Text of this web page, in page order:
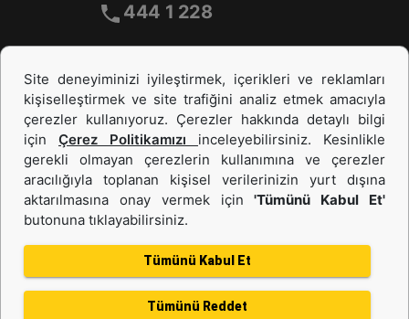
444 1 228
İş Makinası ve Güç Sistemleri
İkinci el ve Kiralama
Site deneyiminizi iyileştirmek, içerikleri ve reklamları
kişiselleştirmek ve site trafiğini analiz etmek amacıyla
çerezler kullanıyoruz. Çerezler hakkında detaylı bilgi
için Çerez Politikamızı inceleyebilirsiniz. Kesinlikle
gerekli olmayan çerezlerin kullanımına ve çerezler
aracılığıyla toplanan kişisel verilerinizin yurt dışına
aktarılmasına onay vermek için'Tümünü Kabul Et'
butonuna tıklayabilirsiniz.
Tümünü Kabul Et
Tümünü Reddet